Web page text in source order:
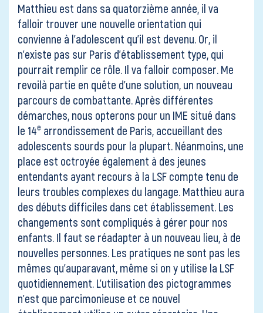
Matthieu est dans sa quatorzième année, il va
falloir trouver une nouvelle orientation qui
convienne à l’adolescent qu’il est devenu. Or, il
n’existe pas sur Paris d’établissement type, qui
pourrait remplir ce rôle. Il va falloir composer. Me
revoilà partie en quête d’une solution, un nouveau
parcours de combattante. Après différentes
démarches, nous opterons pour un IME situé dans
le 14e arrondissement de Paris, accueillant des
adolescents sourds pour la plupart. Néanmoins, une
place est octroyée également à des jeunes
entendants ayant recours à la LSF compte tenu de
leurs troubles complexes du langage. Matthieu aura
des débuts difficiles dans cet établissement. Les
changements sont compliqués à gérer pour nos
enfants. Il faut se réadapter à un nouveau lieu, à de
nouvelles personnes. Les pratiques ne sont pas les
mêmes qu’auparavant, même si on y utilise la LSF
quotidiennement. L’utilisation des pictogrammes
n’est que parcimonieuse et ce nouvel